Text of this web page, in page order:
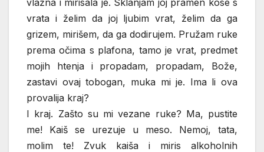
vrata i želim da joj ljubim vrat, želim da ga
grizem, mirišem, da ga dodirujem. Pružam ruke
prema očima s plafona, tamo je vrat, predmet
mojih htenja i propadam, propadam, Bože,
zastavi ovaj tobogan, muka mi je. Ima li ova
provalija kraj?
I kraj. Zašto su mi vezane ruke? Ma, pustite
me! Kaiš se urezuje u meso. Nemoj, tata,
molim te! Zvuk kaiša i miris alkoholnih